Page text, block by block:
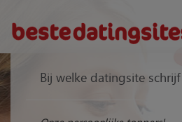
Bij welke datingsite